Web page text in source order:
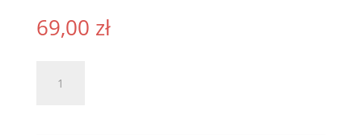
69,00 zł
Złota